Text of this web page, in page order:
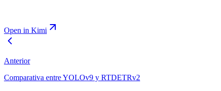
Open in Kimi
Anterior
Comparativa entre YOLOv9 y RTDETRv2